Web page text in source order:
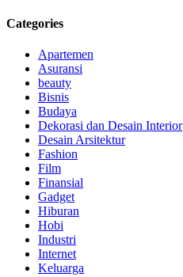
Categories
Apartemen
Asuransi
beauty
Bisnis
Budaya
Dekorasi dan Desain Interior
Desain Arsitektur
Fashion
Film
Finansial
Gadget
Hiburan
Hobi
Industri
Internet
Keluarga